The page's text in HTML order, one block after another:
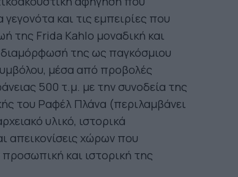
και τις εμπειρίες που
της Frida Kahlo μοναδική και
της ως παγκόσμιου
μέσα από προβολές
500 τ.μ. με την συνοδεία της
του Ραφέλ Πλάνα (περιλαμβάνει
υλικό, ιστορικά
απεικονίσεις χώρων που
και ιστορική της